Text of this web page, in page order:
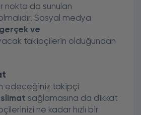
nokta da sunulan
Sosyal medya
gerçek ve
takipçilerin olduğundan
edeceğiniz takipçi
sağlamasına da dikkat
ne kadar hızlı bir